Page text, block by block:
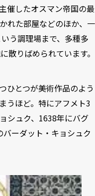
催したオスマン帝国の最
れた部屋などのほか、一
う調理場まで、多種多
散りばめられています。
ひとつが美術作品のよう
うほど。特にアフメト3
シュク、1638年にバグ
ーダット・キョシュク